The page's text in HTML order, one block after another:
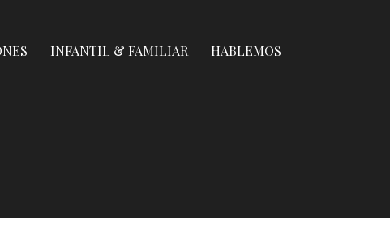
INFANTIL & FAMILIAR HABLEMOS